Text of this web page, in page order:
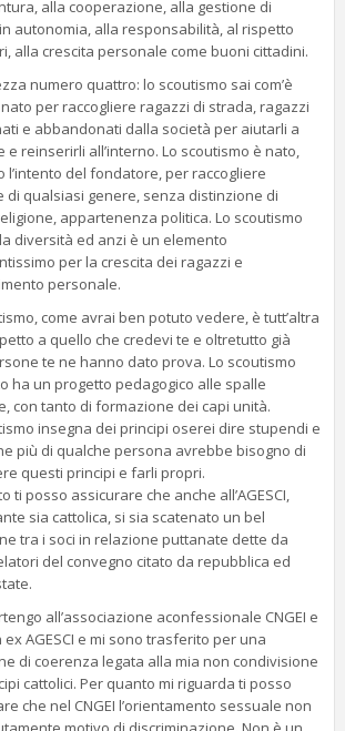
alla cooperazione, alla gestione di
autonomia, alla responsabilità, al rispetto
alla crescita personale come buoni cittadini.
numero quattro: lo scoutismo sai com’è
nato per raccogliere ragazzi di strada, ragazzi
e abbandonati dalla società per aiutarli a
e reinserirli all’interno. Lo scoutismo è nato,
l’intento del fondatore, per raccogliere
di qualsiasi genere, senza distinzione di
appartenenza politica. Lo scoutismo
diversità ed anzi è un elemento
per la crescita dei ragazzi e
personale.
come avrai ben potuto vedere, è tutt’altra
a quello che credevi te e oltretutto già
te ne hanno dato prova. Lo scoutismo
ha un progetto pedagogico alle spalle
con tanto di formazione dei capi unità.
insegna dei principi oserei dire stupendi e
più di qualche persona avrebbe bisogno di
questi principi e farli propri.
ti posso assicurare che anche all’AGESCI,
sia cattolica, si sia scatenato un bel
tra i soci in relazione puttanate dette da
del convegno citato da repubblica ed
all’associazione aconfessionale CNGEI e
ex AGESCI e mi sono trasferito per una
di coerenza legata alla mia non condivisione
cattolici. Per quanto mi riguarda ti posso
che nel CNGEI l’orientamento sessuale non